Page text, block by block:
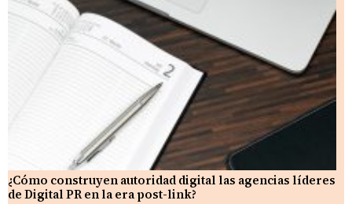
¿Cómo construyen autoridad digital las agencias líderes
de Digital PR en la era post-link?